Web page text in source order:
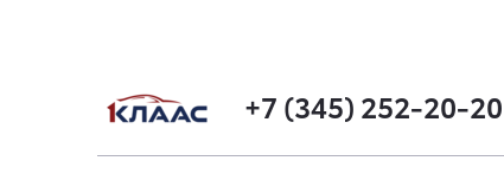
+7 (345) 252-20-20